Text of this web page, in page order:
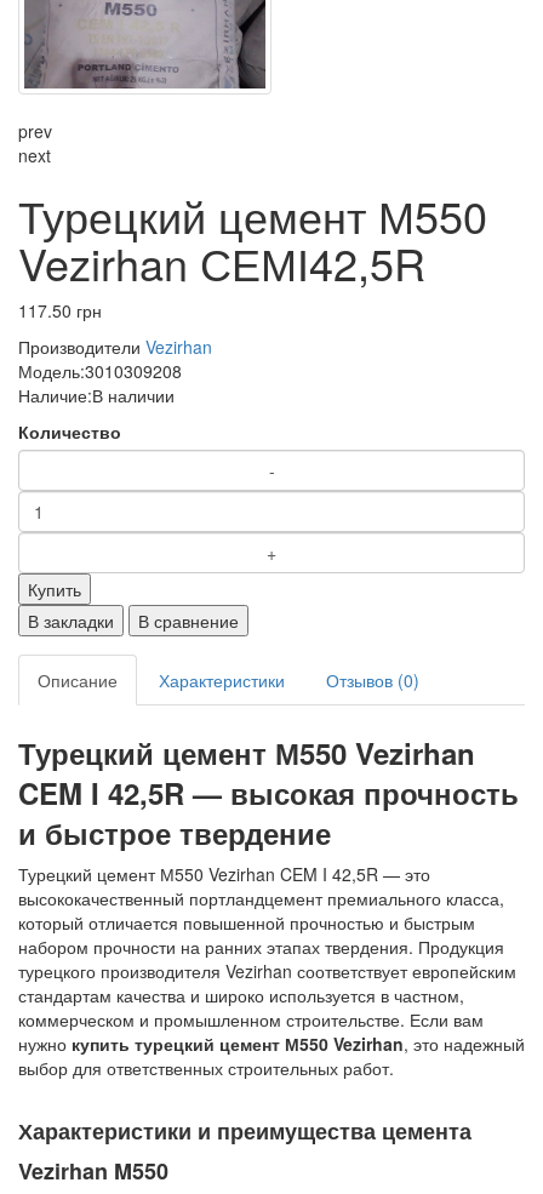
prev
next
Турецкий цемент М550
Vezirhan СЕМІ42,5R
117.50 грн
Производители Vezirhan
Модель:3010309208
Наличие:В наличии
Количество
Купить
В закладки
В сравнение
Описание Характеристики Отзывов (0)
Турецкий цемент М550 Vezirhan
CEM I 42,5R — высокая прочность
и быстрое твердение
Турецкий цемент М550 Vezirhan CEM I 42,5R — это
высококачественный портландцемент премиального класса,
который отличается повышенной прочностью и быстрым
набором прочности на ранних этапах твердения. Продукция
турецкого производителя Vezirhan соответствует европейским
стандартам качества и широко используется в частном,
коммерческом и промышленном строительстве. Если вам
нужно купить турецкий цемент М550 Vezirhan, это надежный
выбор для ответственных строительных работ.
Характеристики и преимущества цемента
Vezirhan M550